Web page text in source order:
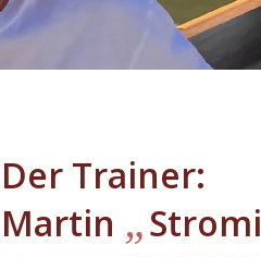
Der Trainer:
Martin „Stromi